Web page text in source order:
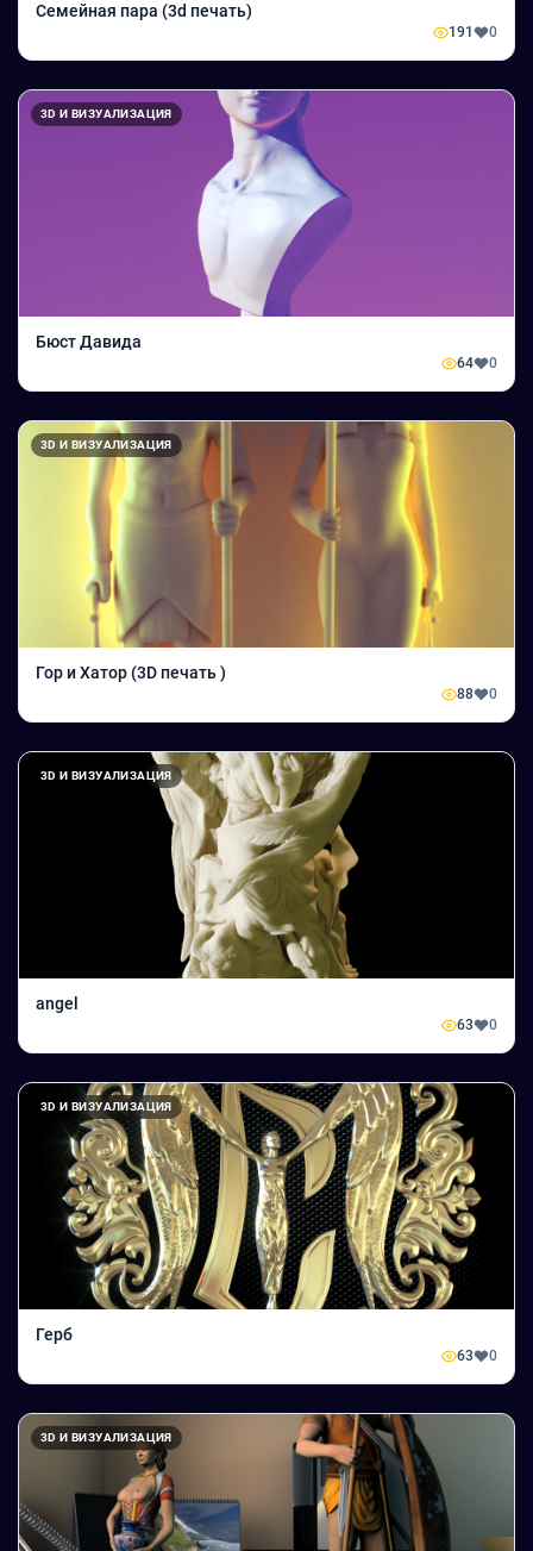
Семейная пара (3d печать)
191 0
3D И ВИЗУАЛИЗАЦИЯ
Бюст Давида
64 0
3D И ВИЗУАЛИЗАЦИЯ
Гор и Хатор (3D печать )
88 0
3D И ВИЗУАЛИЗАЦИЯ
angel
63 0
3D И ВИЗУАЛИЗАЦИЯ
Герб
63 0
3D И ВИЗУАЛИЗАЦИЯ